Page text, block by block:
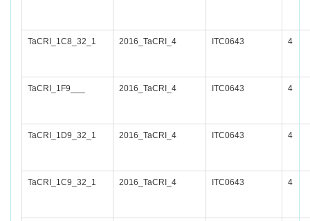
TaCRI_1C8_32_1 2016_TaCRI_4 ITC0643 4
TaCRI_1F9___ 2016_TaCRI_4 ITC0643 4
TaCRI_1D9_32_1 2016_TaCRI_4 ITC0643 4
TaCRI_1C9_32_1 2016_TaCRI_4 ITC0643 4